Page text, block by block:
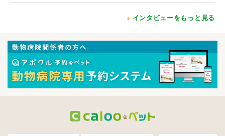
インタビューをもっと見る